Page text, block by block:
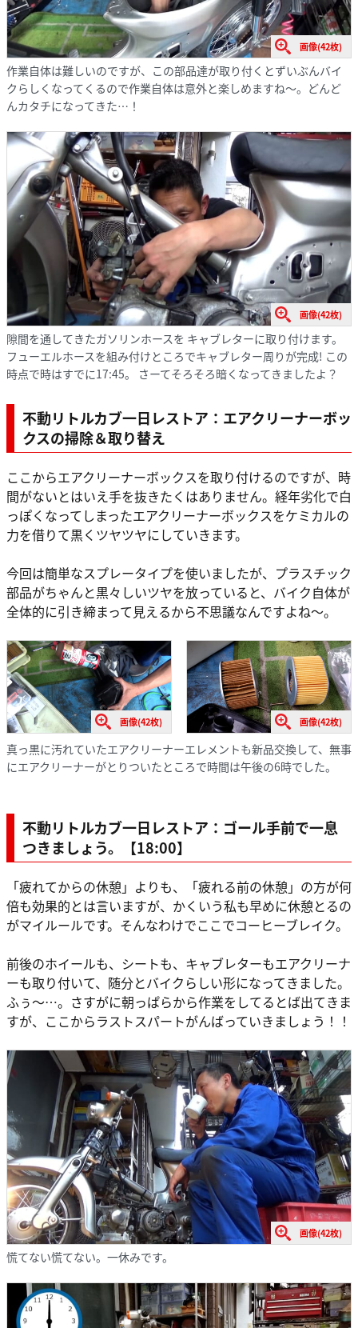
画像(42枚)
作業自体は難しいのですが、この部品達が取り付くとずいぶんバイ
クらしくなってくるので作業自体は意外と楽しめますね～。どんど
んカタチになってきた…！
画像(42枚)
隙間を通してきたガソリンホースを キャブレターに取り付けます。
フューエルホースを組み付けところでキャブレター周りが完成! この
時点で時はすでに17:45。 さーてそろそろ暗くなってきましたよ？
不動リトルカブ一日レストア：エアクリーナーボッ
クスの掃除＆取り替え
ここからエアクリーナーボックスを取り付けるのですが、時
間がないとはいえ手を抜きたくはありません。経年劣化で白
っぽくなってしまったエアクリーナーボックスをケミカルの
力を借りて黒くツヤツヤにしていきます。
今回は簡単なスプレータイプを使いましたが、プラスチック
部品がちゃんと黒々しいツヤを放っていると、バイク自体が
全体的に引き締まって見えるから不思議なんですよね～。
画像(42枚) 画像(42枚)
真っ黒に汚れていたエアクリーナーエレメントも新品交換して、無事
にエアクリーナーがとりついたところで時間は午後の6時でした。
不動リトルカブ一日レストア：ゴール手前で一息
つきましょう。【18:00】
「疲れてからの休憩」よりも、「疲れる前の休憩」の方が何
倍も効果的とは言いますが、かくいう私も早めに休憩とるの
がマイルールです。そんなわけでここでコーヒーブレイク。
前後のホイールも、シートも、キャブレターもエアクリーナ
ーも取り付いて、随分とバイクらしい形になってきました。
ふぅ～…。さすがに朝っぱらから作業をしてるとば出てきま
すが、ここからラストスパートがんばっていきましょう！！
画像(42枚)
慌てない慌てない。一休みです。